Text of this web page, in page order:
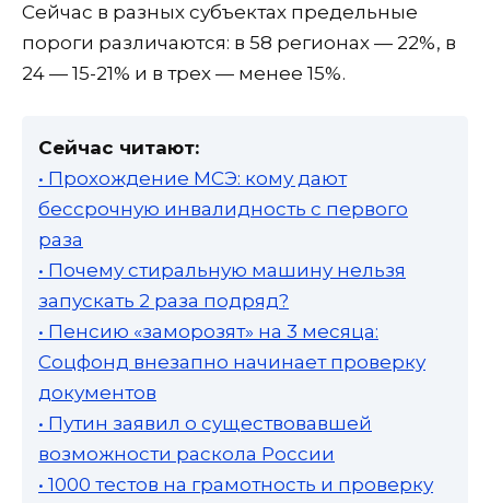
Сейчас в разных субъектах предельные
пороги различаются: в 58 регионах — 22%, в
24 — 15-21% и в трех — менее 15%.
Сейчас читают:
• Прохождение МСЭ: кому дают
бессрочную инвалидность с первого
раза
• Почему стиральную машину нельзя
запускать 2 раза подряд?
• Пенсию «заморозят» на 3 месяца:
Соцфонд внезапно начинает проверку
документов
• Путин заявил о существовавшей
возможности раскола России
• 1000 тестов на грамотность и проверку